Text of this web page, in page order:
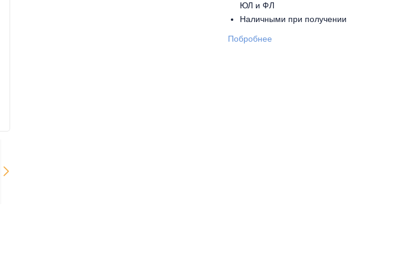
ЮЛ и ФЛ
Наличными при получении
Побробнее